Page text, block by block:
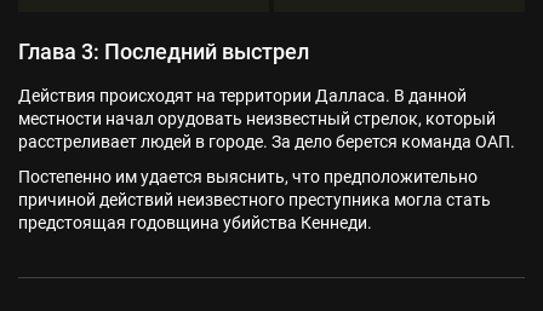
Глава 3: Последний выстрел
Действия происходят на территории Далласа. В данной
местности начал орудовать неизвестный стрелок, который
расстреливает людей в городе. За дело берется команда ОАП.
Постепенно им удается выяснить, что предположительно
причиной действий неизвестного преступника могла стать
предстоящая годовщина убийства Кеннеди.